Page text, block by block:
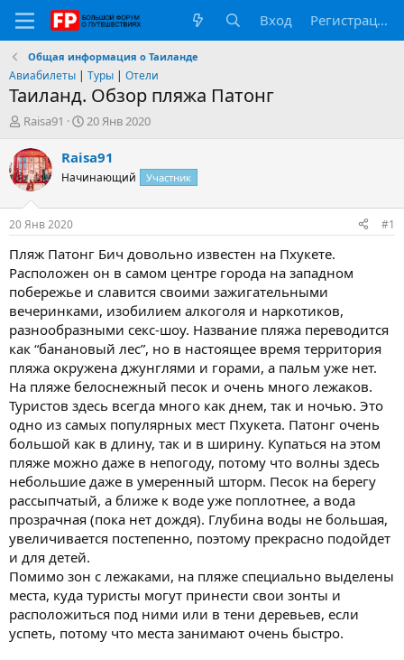
Вход Регистрация
Общая информация о Таиланде
Авиабилеты | Туры | Отели
Таиланд. Обзор пляжа Патонг
А
т
о
р
т
е
м
ы
Raisa91
Д
т
н
а
л
20 Янв 2020
Raisa91
Начинающий Участник
20 Янв 2020 #1
Пляж Патонг Бич довольно известен на Пхукете.
Расположен он в самом центре города на западном
побережье и славится своими зажигательными
вечеринками, изобилием алкоголя и наркотиков,
разнообразными секс-шоу. Название пляжа переводится
как “банановый лес”, но в настоящее время территория
пляжа окружена джунглями и горами, а пальм уже нет.
На пляже белоснежный песок и очень много лежаков.
Туристов здесь всегда много как днем, так и ночью. Это
одно из самых популярных мест Пхукета. Патонг очень
большой как в длину, так и в ширину. Купаться на этом
пляже можно даже в непогоду, потому что волны здесь
небольшие даже в умеренный шторм. Песок на берегу
рассыпчатый, а ближе к воде уже поплотнее, а вода
прозрачная (пока нет дождя). Глубина воды не большая,
увеличивается постепенно, поэтому прекрасно подойдет
и для детей.
Помимо зон с лежаками, на пляже специально выделены
места, куда туристы могут принести свои зонты и
расположиться под ними или в тени деревьев, если
успеть, потому что места занимают очень быстро.